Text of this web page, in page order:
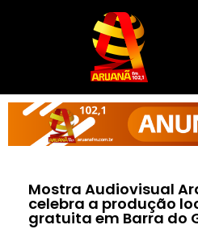
Mostra Audiovisual
celebra a produção
gratuita em Barra do